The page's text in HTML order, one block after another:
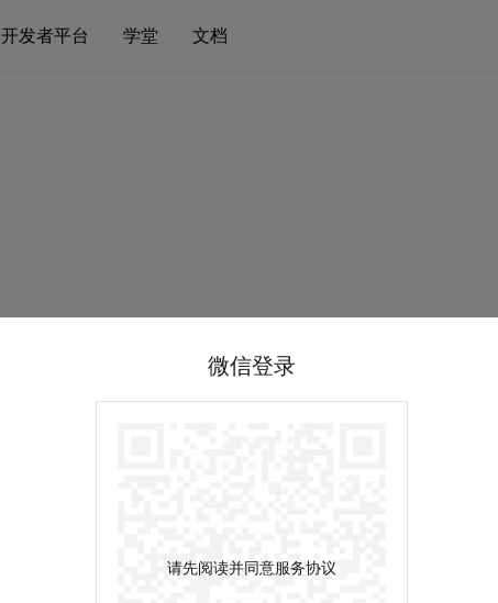
开发者平台 学堂 文档
微信登录
请先阅读并同意服务协议